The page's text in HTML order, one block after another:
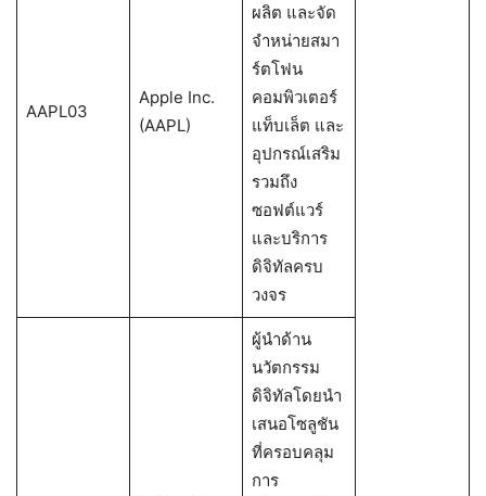
AAPL03
Apple Inc.
(AAPL)
ผลิต และจัด
จำหน่ายสมา
ร์ตโฟน
คอมพิวเตอร์
แท็บเล็ต และ
อุปกรณ์เสริม
รวมถึง
ซอฟต์แวร์
และบริการ
ดิจิทัลครบ
วงจร
ผู้นำด้าน
นวัตกรรม
ดิจิทัลโดยนำ
เสนอโซลูชัน
ที่ครอบคลุม
การ